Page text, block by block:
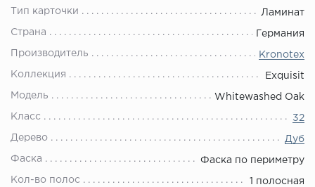
Тип карточки Ламинат
Страна Германия
Производитель Kronotex
Коллекция Exquisit
Модель Whitewashed Oak
Класс 32
Дерево Дуб
Фаска Фаска по периметру
Кол-во полос 1 полосная